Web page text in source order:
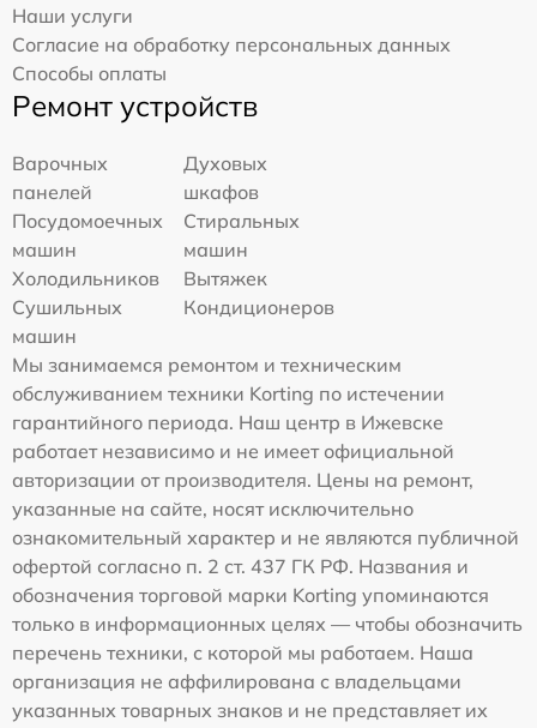
Наши услуги
Согласие на обработку персональных данных
Способы оплаты
Ремонт устройств
Варочных
панелей
Духовых
шкафов
Посудомоечных
машин
Стиральных
машин
Холодильников
Вытяжек
Сушильных
машин
Кондиционеров
Мы занимаемся ремонтом и техническим
обслуживанием техники Korting по истечении
гарантийного периода. Наш центр в Ижевске
работает независимо и не имеет официальной
авторизации от производителя. Цены на ремонт,
указанные на сайте, носят исключительно
ознакомительный характер и не являются публичной
офертой согласно п. 2 ст. 437 ГК РФ. Названия и
обозначения торговой марки Korting упоминаются
только в информационных целях — чтобы обозначить
перечень техники, с которой мы работаем. Наша
организация не аффилирована с владельцами
указанных товарных знаков и не представляет их